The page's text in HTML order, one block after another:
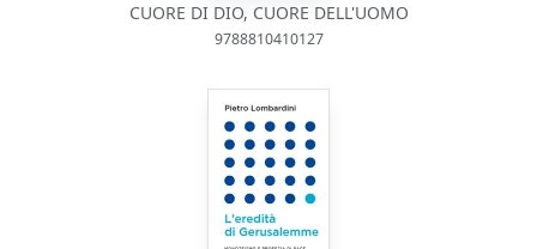
CUORE DI DIO, CUORE DELL'UOMO
9788810410127